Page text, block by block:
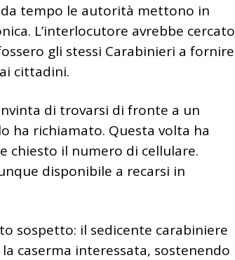
da tempo le autorità mettono in
L’interlocutore avrebbe cercato
gli stessi Carabinieri a fornire
cittadini.
di trovarsi di fronte a un
ha richiamato. Questa volta ha
chiesto il numero di cellulare.
disponibile a recarsi in
sospetto: il sedicente carabiniere
caserma interessata, sostenendo